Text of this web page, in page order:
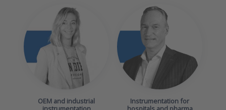
OEM and industrial
Instrumentation for